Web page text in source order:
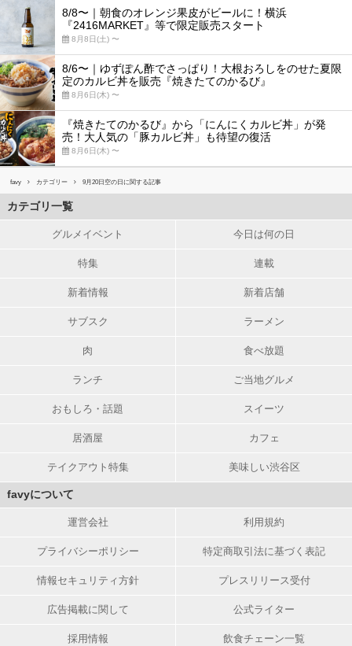
8/8〜｜朝食のオレンジ果皮がビールに！横浜
『2416MARKET』等で限定販売スタート
8月8日(土) 〜
8/6〜｜ゆずぽん酢でさっぱり！大根おろしをのせた夏限
定のカルビ丼を販売『焼きたてのかるび』
8月6日(木) 〜
『焼きたてのかるび』から「にんにくカルビ丼」が発
売！大人気の「豚カルビ丼」も待望の復活
8月6日(木) 〜
favy カテゴリー 9月20日空の日に関する記事
カテゴリ一覧
グルメイベント 今日は何の日
特集 連載
新着情報 新着店舗
サブスク ラーメン
肉 食べ放題
ランチ ご当地グルメ
おもしろ・話題 スイーツ
居酒屋 カフェ
テイクアウト特集 美味しい渋谷区
favyについて
運営会社 利用規約
プライバシーポリシー 特定商取引法に基づく表記
情報セキュリティ方針 プレスリリース受付
広告掲載に関して 公式ライター
採用情報 飲食チェーン一覧